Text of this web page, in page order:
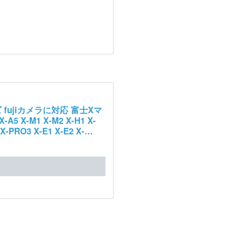
fujiカメラに対応 富士Xマ
A5 X-M1 X-M2 X-H1 X-
PRO3 X-E1 X-E2 X-